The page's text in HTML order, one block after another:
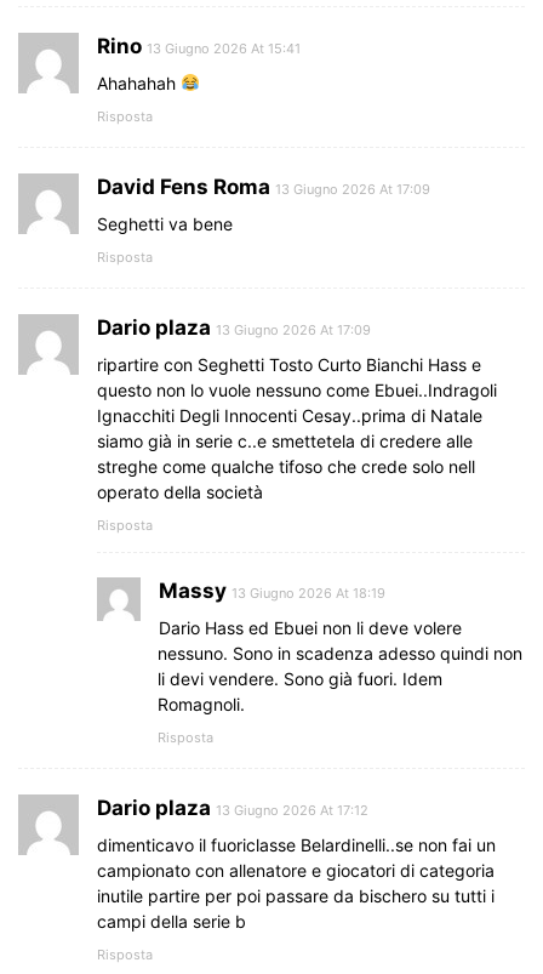
Rino 13 Giugno 2026 At 15:41
Ahahahah
Risposta
David Fens Roma 13 Giugno 2026 At 17:09
Seghetti va bene
Risposta
Dario plaza 13 Giugno 2026 At 17:09
ripartire con Seghetti Tosto Curto Bianchi Hass e
questo non lo vuole nessuno come Ebuei..Indragoli
Ignacchiti Degli Innocenti Cesay..prima di Natale
siamo già in serie c..e smettetela di credere alle
streghe come qualche tifoso che crede solo nell
operato della società
Risposta
Massy 13 Giugno 2026 At 18:19
Dario Hass ed Ebuei non li deve volere
nessuno. Sono in scadenza adesso quindi non
li devi vendere. Sono già fuori. Idem
Romagnoli.
Risposta
Dario plaza 13 Giugno 2026 At 17:12
dimenticavo il fuoriclasse Belardinelli..se non fai un
campionato con allenatore e giocatori di categoria
inutile partire per poi passare da bischero su tutti i
campi della serie b
Risposta